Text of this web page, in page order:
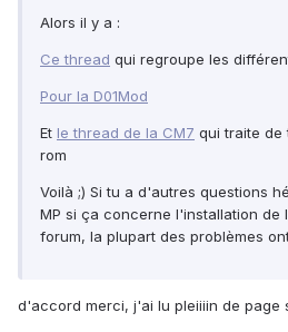
Alors il y a :
Ce thread qui regroupe les
Pour la D01Mod
Et le thread de la CM7 qui traite de
rom
Voilà ;) Si tu a d'autres questions
MP si ça concerne l'installation de
forum, la plupart des problèmes
d'accord merci, j'ai lu pleiiiin de page